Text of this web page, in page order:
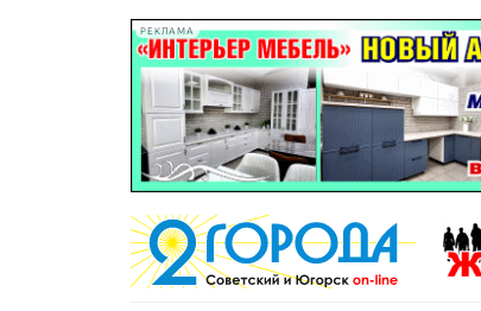
РЕКЛАМА